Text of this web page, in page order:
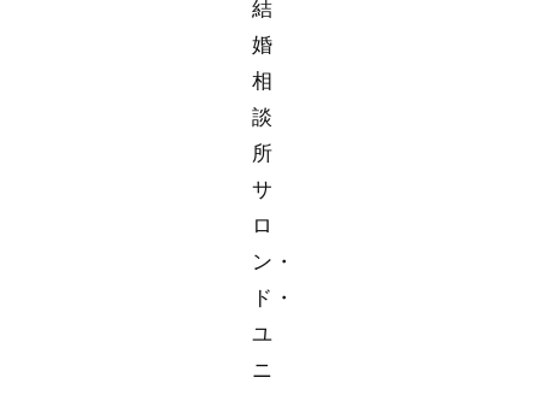
結
婚
相
談
所
サ
ロ
ン・
ド・
ユ
ニ